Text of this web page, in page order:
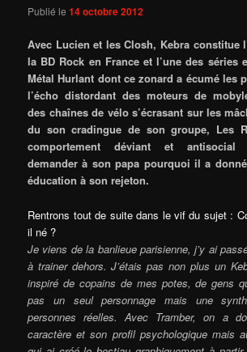
Publié le14 octobre 2012
Avec Lucien et les Closh, Kebra constitue
la BD Rock en France et l’une des séries
Métal Hurlant dont ce zonard a écumé les
l’écho distordant des moteurs de
des chaînes de vélo s’écrasant sur les
du son cradingue de son groupe, Les
comportement déviant et antisocial
demander à son papa pourquoi il a
éducation à son rejeton.
Rentrons tout de suite dans le vif du sujet :
il né ?
Je viens de la banlieue parisienne, j’y ai
à trainer dehors. J’étais pas non plus un
inspiré de copains de mes potes, de gens
pas un seul personnage mais une
personnes réelles. Avec Tramber, on a
caractère et son profil psychologique mais